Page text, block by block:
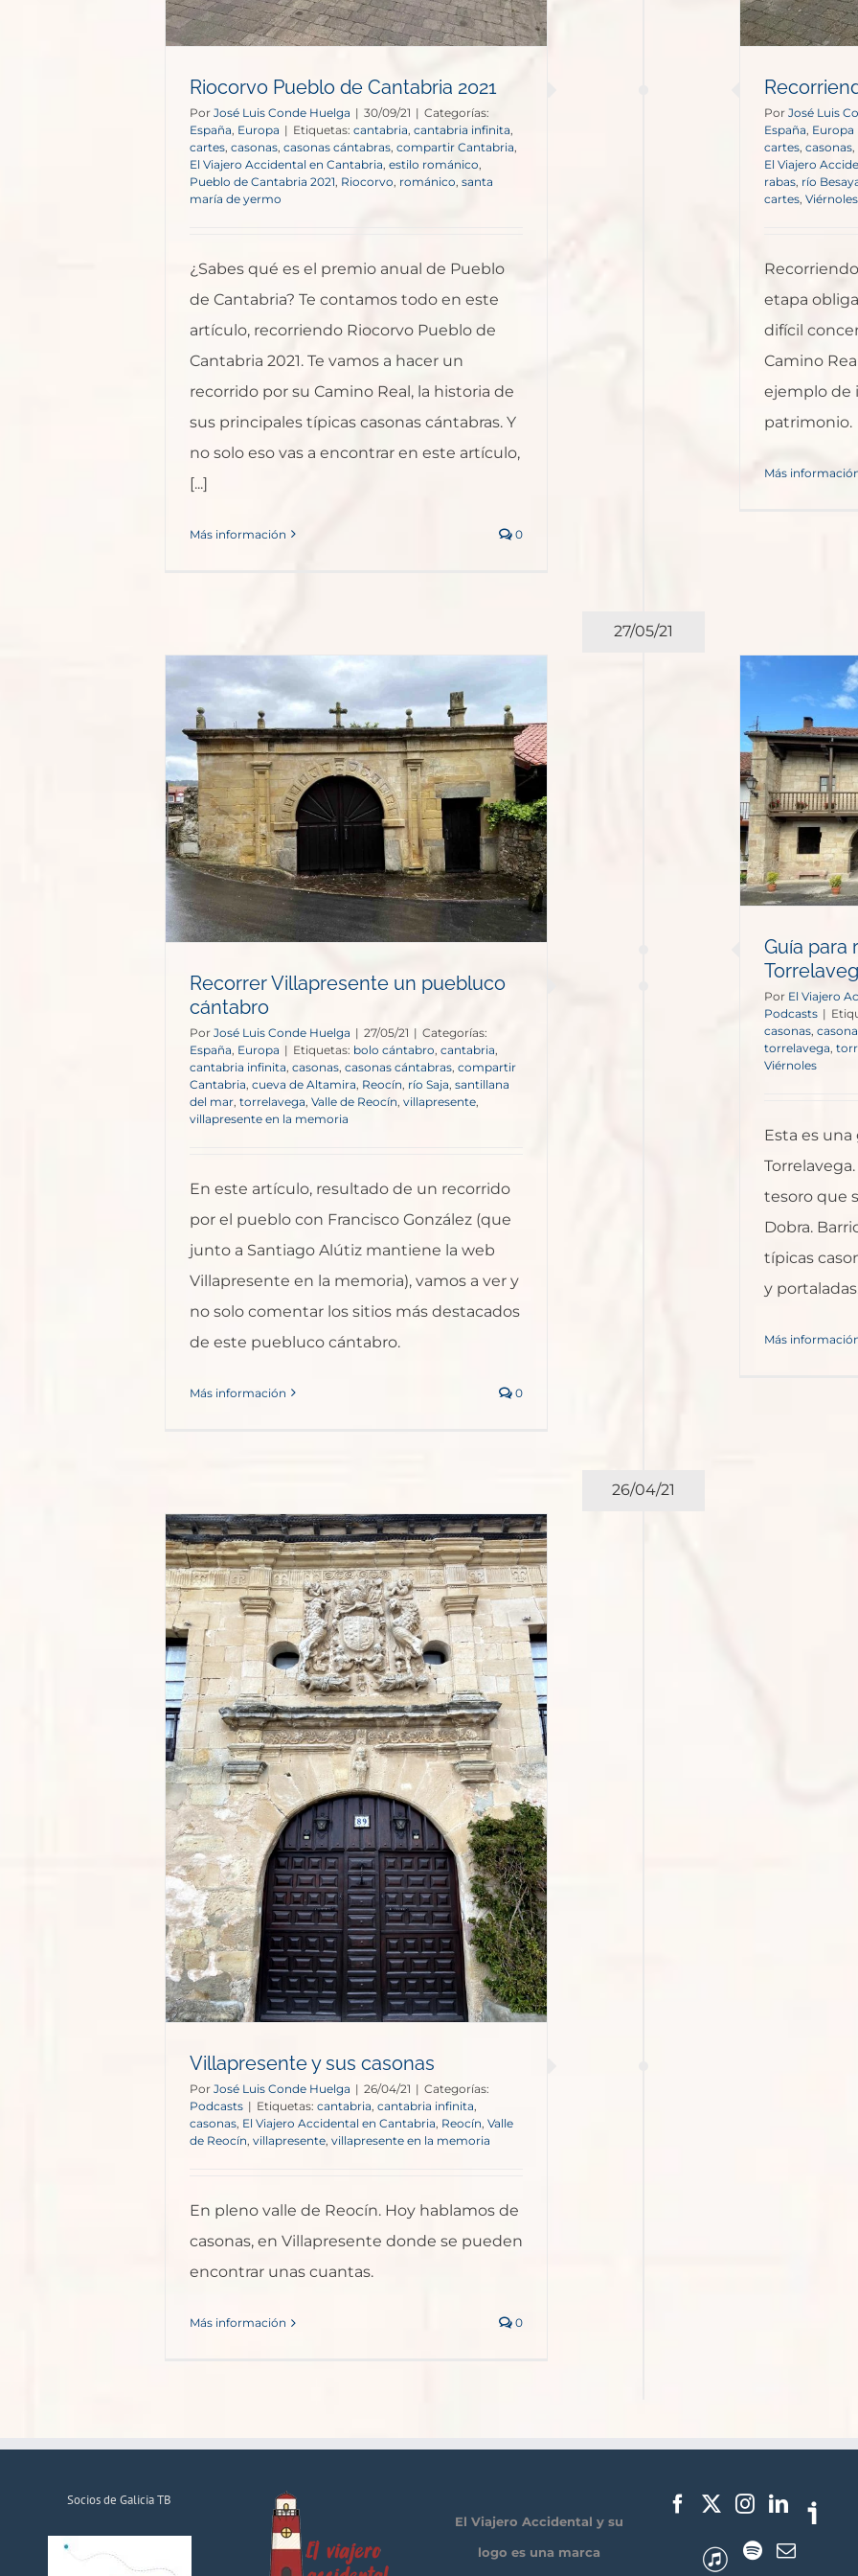
Riocorvo Pueblo de Cantabria 2021
Por José Luis Conde Huelga | 30/09/21 | Categorías:
España Europa | Etiquetas: cantabria cantabria infinita
cartes casonas casonas cántabras compartir Cantabria
El Viajero Accidental en Cantabria estilo románico,
Pueblo de Cantabria 2021, Riocorvo, románico santa
maría de yermo
¿Sabes qué es el premio anual de Pueblo
de Cantabria? Te contamos todo en este
artículo, recorriendo Riocorvo Pueblo de
Cantabria 2021. Te vamos a hacer un
recorrido por su Camino Real, la historia de
sus principales típicas casonas cántabras. Y
no solo eso vas a encontrar en este artículo,
[...]
Más información 0
Por José Luis
España Europa
cartes casonas
El Viajero
rabas río
cartes Viérnoles
etapa
difícil
Camino
ejemplo de
patrimonio.
Más
27/05/21
Recorrer Villapresente un puebluco
cántabro
Por José Luis Conde Huelga | 27/05/21 | Categorías:
España Europa | Etiquetas: bolo cántabro, cantabria,
cantabria infinita, casonas casonas cántabras, compartir
Cantabria cueva de Altamira Reocín río Saja santillana
del mar torrelavega Valle de Reocín, villapresente,
villapresente en la memoria
En este artículo, resultado de un recorrido
por el pueblo con Francisco González (que
junto a Santiago Alútiz mantiene la web
Villapresente en la memoria), vamos a ver y
no solo comentar los sitios más destacados
de este puebluco cántabro.
Más información 0
Guía para recorrer Viérnoles en
Torrelavega
Podcasts
Guía para
Por El Viajero
Podcasts |
casonas,
torrelavega,
Viérnoles
Esta es
tesoro que
Dobra.
típicas
y
Más
26/04/21
Villapresente y sus casonas
Por José Luis Conde Huelga | 26/04/21 | Categorías:
Podcasts | Etiquetas: cantabria, cantabria infinita,
casonas, El Viajero Accidental en Cantabria, Reocín, Valle
de Reocín, villapresente, villapresente en la memoria
En pleno valle de Reocín. Hoy hablamos de
casonas, en Villapresente donde se pueden
encontrar unas cuantas.
Más información 0
Socios de Galicia TB
El Viajero Accidental y su
logo es una marca